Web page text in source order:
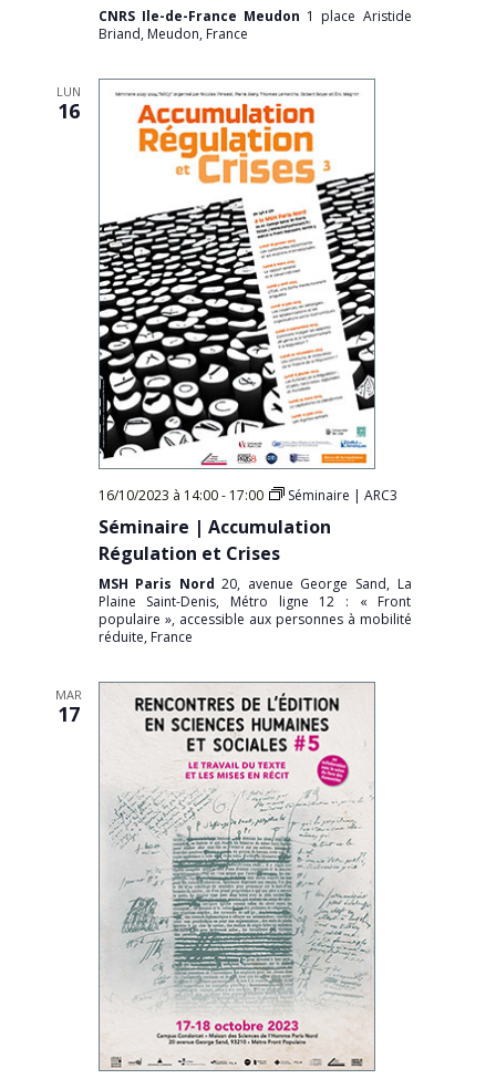
CNRS Ile-de-France Meudon 1 place Aristide
Briand, Meudon, France
LUN
16
16/10/2023 à 14:00- 17:00 Séminaire | ARC3
Séminaire | Accumulation
Régulation et Crises
MSH Paris Nord20, avenue George Sand, La
Plaine Saint-Denis, Métro ligne 12 : « Front
populaire », accessible aux personnes à mobilité
réduite, France
MAR
17